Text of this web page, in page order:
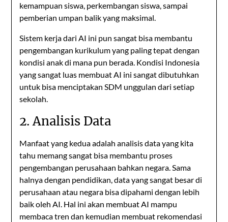
kemampuan siswa, perkembangan siswa, sampai
pemberian umpan balik yang maksimal.
Sistem kerja dari AI ini pun sangat bisa membantu
pengembangan kurikulum yang paling tepat dengan
kondisi anak di mana pun berada. Kondisi Indonesia
yang sangat luas membuat AI ini sangat dibutuhkan
untuk bisa menciptakan SDM unggulan dari setiap
sekolah.
2. Analisis Data
Manfaat yang kedua adalah analisis data yang kita
tahu memang sangat bisa membantu proses
pengembangan perusahaan bahkan negara. Sama
halnya dengan pendidikan, data yang sangat besar di
perusahaan atau negara bisa dipahami dengan lebih
baik oleh AI. Hal ini akan membuat AI mampu
membaca tren dan kemudian membuat rekomendasi